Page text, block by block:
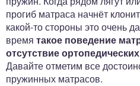
прогиб матраса начнёт
какой-то стороны это очень
время такое поведение
отсутствие
Давайте отметим все
пружинных матрасов.